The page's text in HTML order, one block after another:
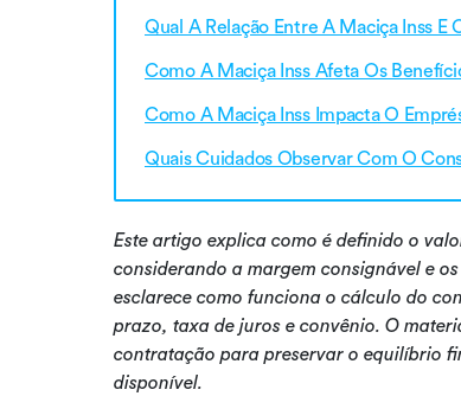
Qual A Relação Entre A Maciça Inss E
Como A Maciça Inss Afeta Os
Como A Maciça Inss Impacta O
Quais Cuidados Observar Com O
Este artigo explica como é definido o
considerando a margem consignável e
esclarece como funciona o cálculo do
prazo, taxa de juros e convênio. O
contratação para preservar o equilíbrio
disponível.